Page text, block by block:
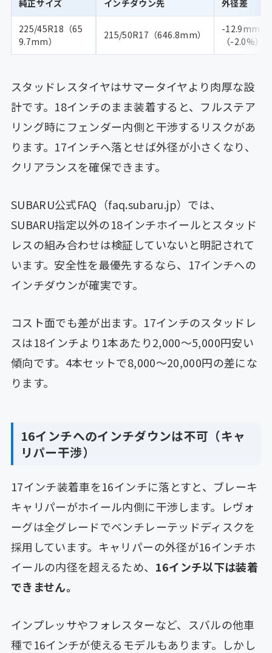
純正サイズ インチダウン先 外径差
225/45R18（65
9.7mm）
215/50R17（646.8mm）
-12.9mm
（-2.0%）
スタッドレスタイヤはサマータイヤより肉厚な設
計です。18インチのまま装着すると、フルステア
リング時にフェンダー内側と干渉するリスクがあ
ります。17インチへ落とせば外径が小さくなり、
クリアランスを確保できます。
SUBARU公式FAQ（faq.subaru.jp）では、
SUBARU指定以外の18インチホイールとスタッド
レスの組み合わせは検証していないと明記されて
います。安全性を最優先するなら、17インチへの
インチダウンが確実です。
コスト面でも差が出ます。17インチのスタッドレ
スは18インチより1本あたり2,000〜5,000円安い
傾向です。4本セットで8,000〜20,000円の差にな
ります。
16インチへのインチダウンは不可（キャ
リパー干渉）
17インチ装着車を16インチに落とすと、ブレーキ
キャリパーがホイール内側に干渉します。レヴォ
ーグは全グレードでベンチレーテッドディスクを
採用しています。キャリパーの外径が16インチホ
イールの内径を超えるため、 16インチ以下は装着
できません。
インプレッサやフォレスターなど、スバルの他車
種で16インチが使えるモデルもあります。しかし